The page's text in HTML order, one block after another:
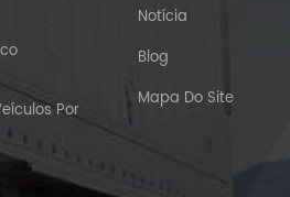
Por
Notícia
Blog
Mapa Do Site